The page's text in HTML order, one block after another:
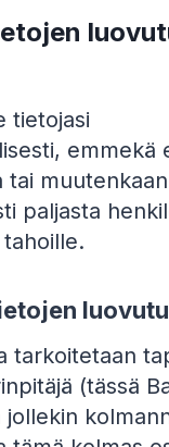
tietojasi
emmekä
tai muutenkaan
paljasta
tarkoitetaan
(tässä
jollekin